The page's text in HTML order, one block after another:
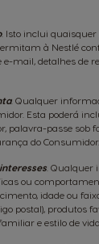
. Isto inclui
à Nestlé
e-mail, detalhes de
. Qualquer
Esta poderá
palavra-passe sob
do Consumidor.
Qualquer
ou
idade ou
postal), produtos
e estilo de